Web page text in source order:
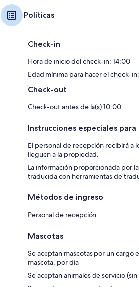
Políticas
Check-in
Hora de inicio del check-in: 14:00
Edad mínima para hacer el check-in:
Check-out
Check-out antes de la(s) 10:00
Instrucciones especiales para
El personal de recepción recibirá a
lleguen a la propiedad.
La información proporcionada por
traducida con herramientas de
Métodos de ingreso
Personal de recepción
Mascotas
Se aceptan mascotas por un cargo
mascota, por día
Se aceptan animales de servicio